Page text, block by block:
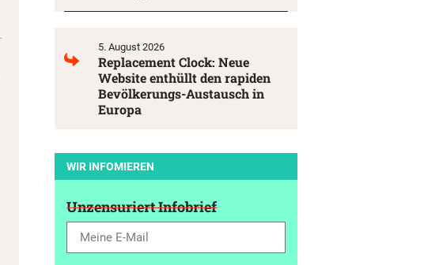
5. August 2026
Replacement Clock: Neue
Website enthüllt den rapiden
Bevölkerungs-Austausch in
Europa
WIR INFOMIEREN
Unzensuriert Infobrief